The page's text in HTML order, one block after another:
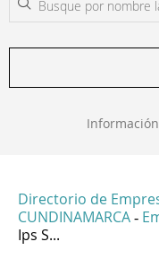
Directorio de
CUNDINAMARCA -
Ips S...